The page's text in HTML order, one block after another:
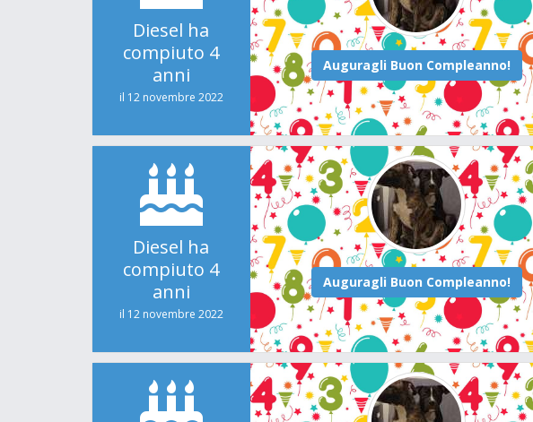
Diesel ha
compiuto 4
anni
il 12 novembre 2022
Diesel ha
compiuto 4
anni
il 12 novembre 2022